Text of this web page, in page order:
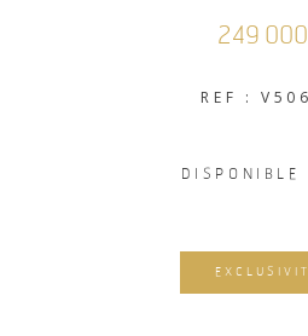
249
REF :
DISPONIBLE